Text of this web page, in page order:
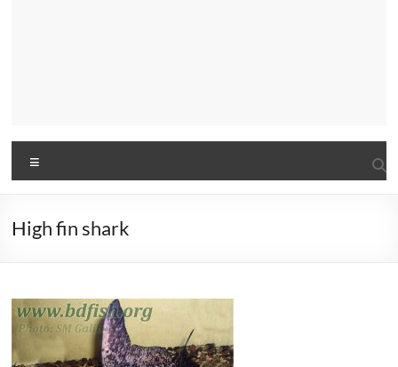
High fin shark